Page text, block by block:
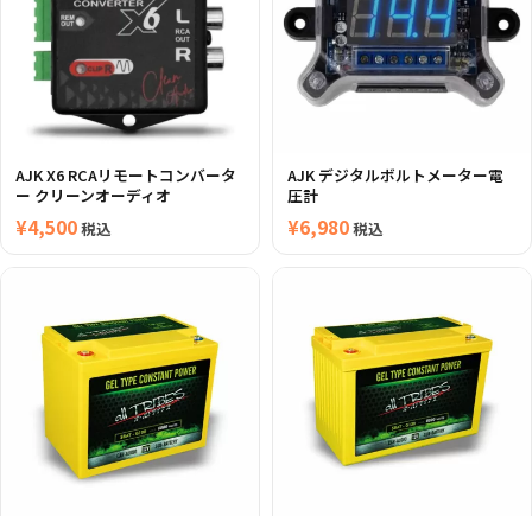
AJK X6 RCAリモートコンバータ
ー クリーンオーディオ
¥4,500税込
AJK デジタルボルトメーター電
圧計
¥6,980税込